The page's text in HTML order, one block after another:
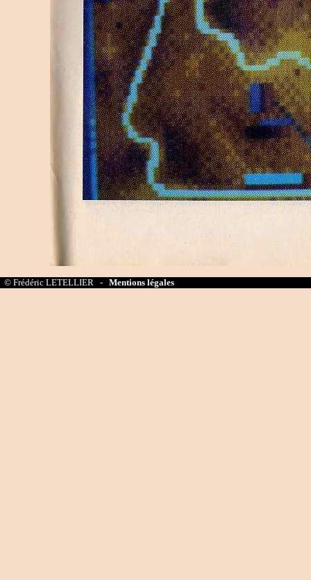
© Frédéric LETELLIER - Mentions légales